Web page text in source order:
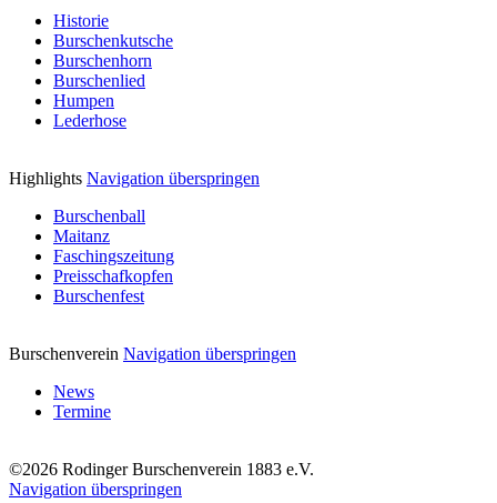
Historie
Burschenkutsche
Burschenhorn
Burschenlied
Humpen
Lederhose
Highlights Navigation überspringen
Burschenball
Maitanz
Faschingszeitung
Preisschafkopfen
Burschenfest
Burschenverein Navigation überspringen
News
Termine
©2026 Rodinger Burschenverein 1883 e.V.
Navigation überspringen